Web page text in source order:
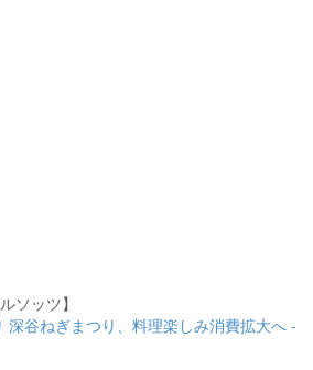
ソッツ】
深谷ねぎまつり、料理楽しみ消費拡大へ -